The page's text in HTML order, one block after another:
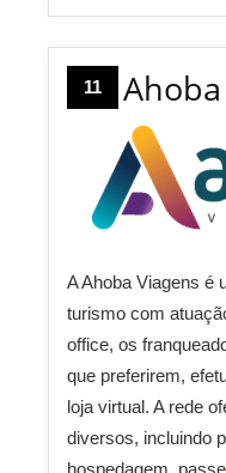
11
A Ahoba Viagens é
turismo com
office, os
que preferirem,
loja virtual. A rede
diversos, incluindo
hospedagem,